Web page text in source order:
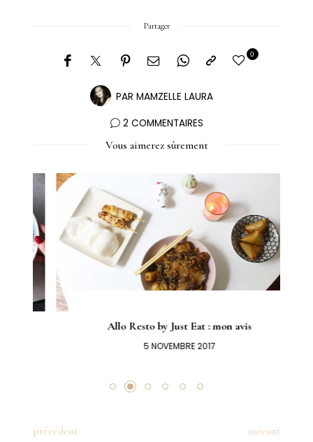
Partager
PAR MAMZELLE LAURA
0
2 COMMENTAIRES
Vous aimerez sûrement
Allo Resto by Just Eat : mon avis
5 NOVEMBRE 2017
précédent
suivant